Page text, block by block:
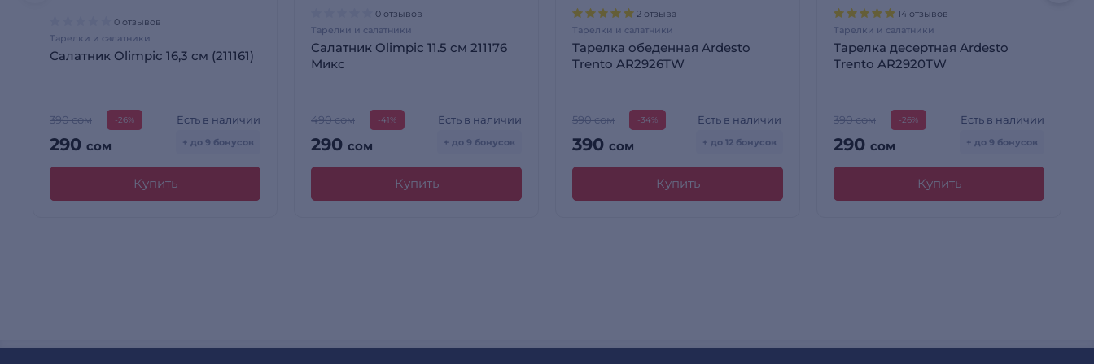
0 отзывов
Тарелки и салатники
Салатник Olimpic 16,3 см (211161)
390 сом -26%
290 сом
Есть в наличии
+ до 9 бонусов
Купить
0 отзывов
Тарелки и салатники
Салатник Olimpic 11.5 см 211176
Микс
490 сом -41%
290 сом
Есть в наличии
+ до 9 бонусов
Купить
2 отзыва
Тарелки и салатники
Тарелка обеденная Ardesto
Trento AR2926TW
590 сом -34%
390 сом
Есть в наличии
+ до 12 бонусов
Купить
14 отзывов
Тарелки и салатники
Тарелка десертная Ardesto
Trento AR2920TW
390 сом -26%
290 сом
Есть в наличии
+ до 9 бонусов
Купить